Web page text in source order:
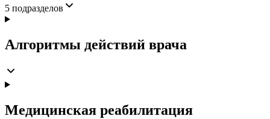
5 подразделов
Алгоритмы действий врача
Медицинская реабилитация